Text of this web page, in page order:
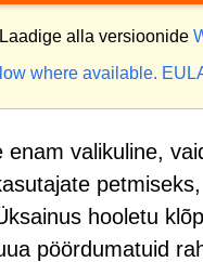
Laadige alla versioonide
where available.
valikuline,
hooletu
pöördumatuid